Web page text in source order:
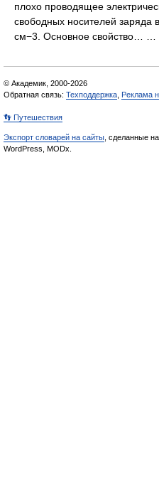
плохо проводящее
свободных носителей заряда
см−3. Основное свойство… …
© Академик, 2000-2026
Обратная связь: Техподдержка Реклама
👣 Путешествия
Экспорт словарей на сайты , сделанные
WordPress, MODx.